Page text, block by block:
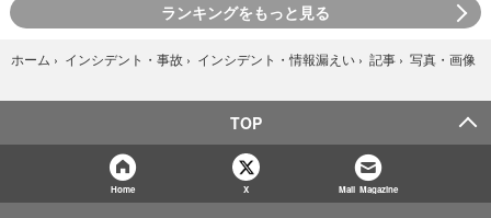
ランキングをもっと見る
ホーム › インシデント・事故 › インシデント・情報漏えい › 記事 › 写真・画像
TOP
Home X Mail Magazine